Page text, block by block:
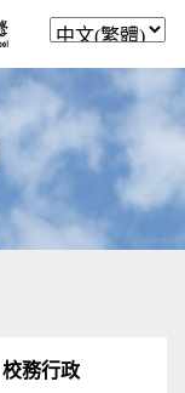
校務行政